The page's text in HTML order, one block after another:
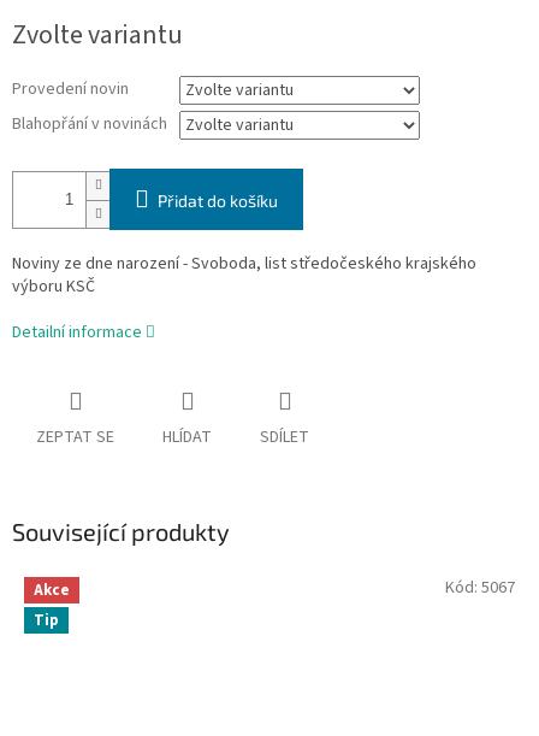
cena:
Zvolte variantu
Provedení novin
Blahopřání v novinách
Přidat do košíku
Noviny ze dne narození - Svoboda, list středočeského krajského
výboru KSČ
Detailní informace
ZEPTAT SE HLÍDAT SDÍLET
Související produkty
Akce
Tip
Kód: 5067